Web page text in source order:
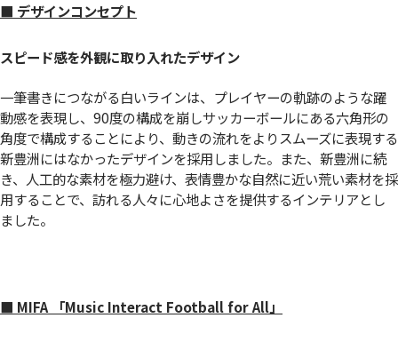
■ デザインコンセプト
スピード感を外観に取り入れたデザイン
一筆書きにつながる白いラインは、プレイヤーの軌跡のような躍
動感を表現し、90度の構成を崩しサッカーボールにある六角形の
角度で構成することにより、動きの流れをよりスムーズに表現する
新豊洲にはなかったデザインを採用しました。また、新豊洲に続
き、人工的な素材を極力避け、表情豊かな自然に近い荒い素材を採
用することで、訪れる人々に心地よさを提供するインテリアとし
ました。
■ MIFA 「Music Interact Football for All」